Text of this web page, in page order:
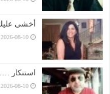
أخشى
2026-08-10
استنكار
2026-08-10